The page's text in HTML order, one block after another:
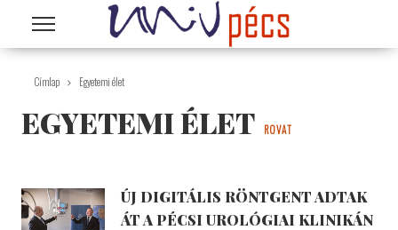
Ugrás a tartalomra
Címlap Egyetemi élet
EGYETEMI ÉLET ROVAT
ÚJ DIGITÁLIS RÖNTGENT ADTAK
ÁT A PÉCSI UROLÓGIAI KLINIKÁN